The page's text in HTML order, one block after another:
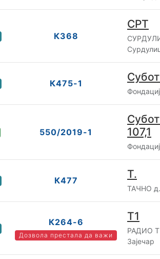
К368
СРТ
К475-1
550/2019-1
107,1
К477 Т.
ТАЧНО
К264-6
Дозвола престала да важи
Т1
РАДИО
Зајечар